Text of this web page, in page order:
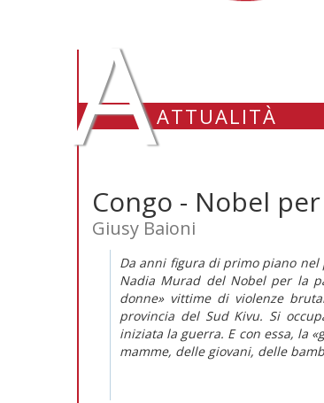
AATTUALITÀ
Congo - Nobel
Giusy Baioni
Da anni figura di primo piano nel
Nadia Murad del Nobel per la
donne» vittime di violenze
provincia del Sud Kivu. Si
iniziata la guerra. E con essa, la
mamme, delle giovani, delle